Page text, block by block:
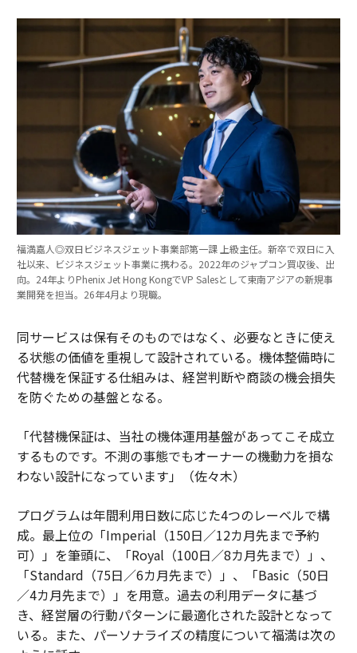
福満嘉人◎双日ビジネスジェット事業部第一課 上級主任。新卒で双日に入
社以来、ビジネスジェット事業に携わる。2022年のジャプコン買収後、出
向。24年よりPhenix Jet Hong KongでVP Salesとして東南アジアの新規事
業開発を担当。26年4月より現職。
同サービスは保有そのものではなく、必要なときに使え
る状態の価値を重視して設計されている。機体整備時に
代替機を保証する仕組みは、経営判断や商談の機会損失
を防ぐための基盤となる。
「代替機保証は、当社の機体運用基盤があってこそ成立
するものです。不測の事態でもオーナーの機動力を損な
わない設計になっています」（佐々木）
プログラムは年間利用日数に応じた4つのレーベルで構
成。最上位の「Imperial（150日／12カ月先まで予約
可）」を筆頭に、「Royal（100日／8カ月先まで）」、
「Standard（75日／6カ月先まで）」、「Basic（50日
／4カ月先まで）」を用意。過去の利用データに基づ
き、経営層の行動パターンに最適化された設計となって
いる。また、パーソナライズの精度について福満は次の